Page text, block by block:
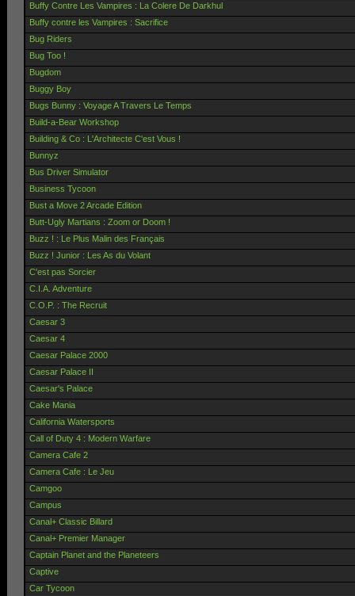
Buffy Contre Les Vampires : La Colere De Darkhul
Buffy contre les Vampires : Sacrifice
Bug Riders
Bug Too !
Bugdom
Buggy Boy
Bugs Bunny : Voyage A Travers Le Temps
Build-a-Bear Workshop
Building & Co : L'Architecte C'est Vous !
Bunnyz
Bus Driver Simulator
Business Tycoon
Bust a Move 2 Arcade Edition
Butt-Ugly Martians : Zoom or Doom !
Buzz ! : Le Plus Malin des Français
Buzz ! Junior : Les As du Volant
C'est pas Sorcier
C.I.A. Adventure
C.O.P. : The Recruit
Caesar 3
Caesar 4
Caesar Palace 2000
Caesar Palace II
Caesar's Palace
Cake Mania
California Watersports
Call of Duty 4 : Modern Warfare
Camera Cafe 2
Camera Cafe : Le Jeu
Camgoo
Campus
Canal+ Classic Billard
Canal+ Premier Manager
Captain Planet and the Planeteers
Captive
Car Tycoon